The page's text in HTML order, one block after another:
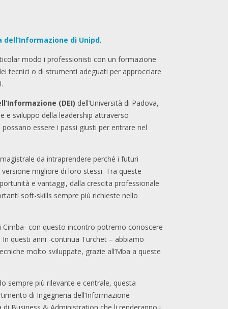
dell’Informazione di Unipd.
modo i professionisti con un formazione
tecnici o di strumenti adeguati per approcciare
(DEI) dell’Università di Padova,
e sviluppo della leadership attraverso
essere i passi giusti per entrare nel
da intraprendere perché i futuri
migliore di loro stessi. Tra queste
e vantaggi, dalla crescita professionale
soft-skills sempre più richieste nello
Cimba- con questo incontro potremo conoscere
questi anni -continua Turchet – abbiamo
molto sviluppate, grazie all’Mba a queste
sempre più rilevante e centrale, questa
di Ingegneria dell’Informazione